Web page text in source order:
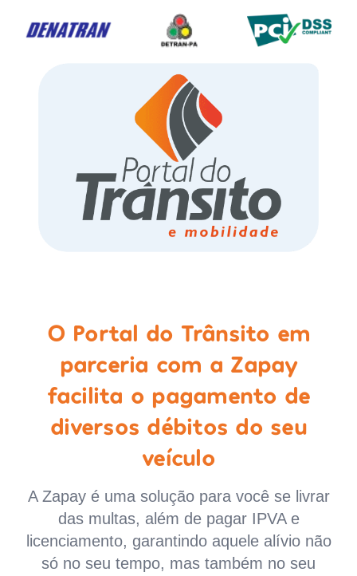
O Portal do Trânsito em
parceria com a Zapay
facilita o pagamento de
diversos débitos do seu
veículo
A Zapay é uma solução para você se livrar
das multas, além de pagar IPVA e
licenciamento, garantindo aquele alívio não
só no seu tempo, mas também no seu